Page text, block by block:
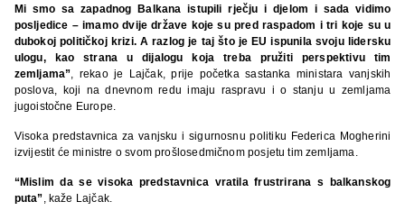
Mi smo sa zapadnog Balkana istupili rječju i djelom i sada vidimo
posljedice – imamo dvije države koje su pred raspadom i tri koje su u
dubokoj političkoj krizi. A razlog je taj što je EU ispunila svoju lidersku
ulogu, kao strana u dijalogu koja treba pružiti perspektivu tim
zemljama” , rekao je Lajčak, prije početka sastanka ministara vanjskih
poslova, koji na dnevnom redu imaju raspravu i o stanju u zemljama
jugoistočne Europe.
Visoka predstavnica za vanjsku i sigurnosnu politiku Federica Mogherini
izvijestit će ministre o svom prošlosedmičnom posjetu tim zemljama.
“Mislim da se visoka predstavnica vratila frustrirana s balkanskog
puta” , kaže Lajčak.